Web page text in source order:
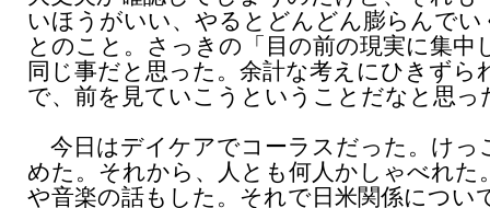
いほうがいい、やるとどんどん膨らんでい
とのこと。さっきの「目の前の現実に集中
同じ事だと思った。余計な考えにひきずら
で、前を見ていこうということだなと思っ
今日はデイケアでコーラスだった。けっ
めた。それから、人とも何人かしゃべれた
や音楽の話もした。それで日米関係につい